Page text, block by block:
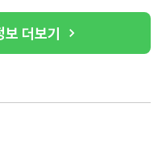
보 더보기